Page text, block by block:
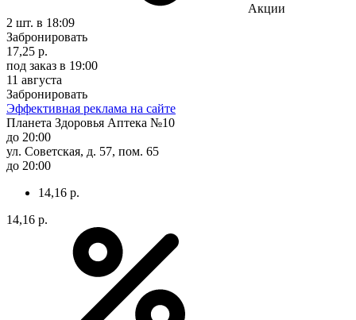
Акции
2 шт. в 18:09
Забронировать
17,25 р.
под заказ в 19:00
11 августа
Забронировать
Эффективная реклама на сайте
Планета Здоровья Аптека №10
до 20:00
ул. Советская, д. 57, пом. 65
до 20:00
14,16 р.
14,16 р.